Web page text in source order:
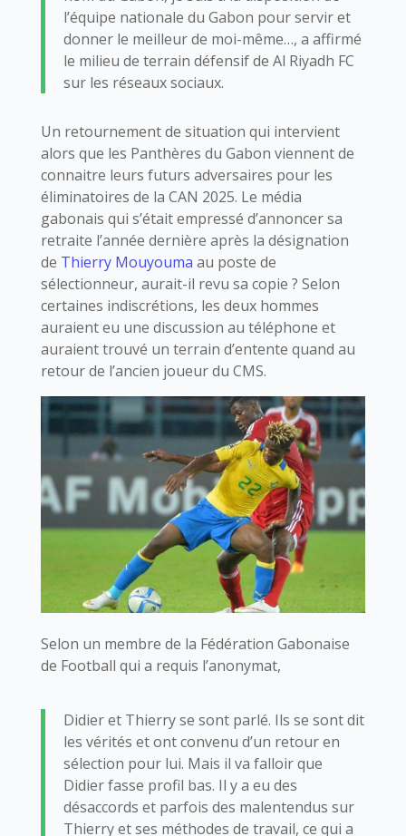
l’équipe nationale du Gabon pour servir et
donner le meilleur de moi-même…, a affirmé
le milieu de terrain défensif de Al Riyadh FC
sur les réseaux sociaux.
Un retournement de situation qui intervient
alors que les Panthères du Gabon viennent de
connaitre leurs futurs adversaires pour les
éliminatoires de la CAN 2025. Le média
gabonais qui s’était empressé d’annoncer sa
retraite l’année dernière après la désignation
de Thierry Mouyouma au poste de
sélectionneur, aurait-il revu sa copie ? Selon
certaines indiscrétions, les deux hommes
auraient eu une discussion au téléphone et
auraient trouvé un terrain d’entente quand au
retour de l’ancien joueur du CMS.
Selon un membre de la Fédération Gabonaise
de Football qui a requis l’anonymat,
Didier et Thierry se sont parlé. Ils se sont dit
les vérités et ont convenu d’un retour en
sélection pour lui. Mais il va falloir que
Didier fasse profil bas. Il y a eu des
désaccords et parfois des malentendus sur
Thierry et ses méthodes de travail, ce qui a